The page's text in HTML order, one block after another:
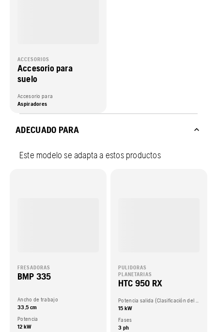
ACCESORIOS
Accesorio para
suelo
Accesorio para
Aspiradores
ADECUADO PARA
Este modelo se adapta a estos productos
FRESADORAS
BMP 335
Ancho de trabajo
33,5 cm
Potencia
12 kW
PULIDORAS
PLANETARIAS
HTC 950 RX
Potencia salida (Clasificación del fabricante del motor.)
15 kW
Fases
3 ph